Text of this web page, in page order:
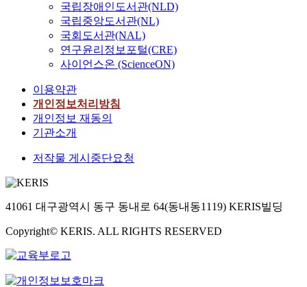
국립장애인도서관(NLD)
국립중앙도서관(NL)
국회도서관(NAL)
연구윤리정보포털(CRE)
사이언스온 (ScienceON)
이용약관
개인정보처리방침
개인정보 재동의
기관소개
저작물 게시중단요청
41061 대구광역시 동구 동내로 64(동내동1119) KERIS빌딩
Copyright© KERIS. ALL RIGHTS RESERVED